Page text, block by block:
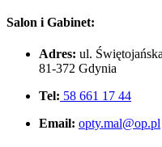
Salon i Gabinet:
Adres: ul.
81-372 Gdynia
Tel: 58 661 17 44
Email: opty.mal@op.pl